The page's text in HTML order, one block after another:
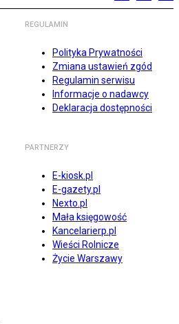
REGULAMIN
Polityka Prywatności
Zmiana ustawień zgód
Regulamin serwisu
Informacje o nadawcy
Deklaracja dostępności
PARTNERZY
E-kiosk.pl
E-gazety.pl
Nexto.pl
Mała księgowość
Kancelarierp.pl
Wieści Rolnicze
Życie Warszawy